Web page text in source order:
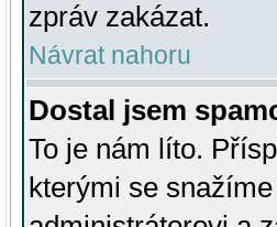
zpráv zakázat.
Návrat nahoru
Dostal jsem
To je nám líto.
kterými se